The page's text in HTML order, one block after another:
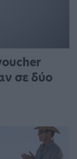
σε δύο